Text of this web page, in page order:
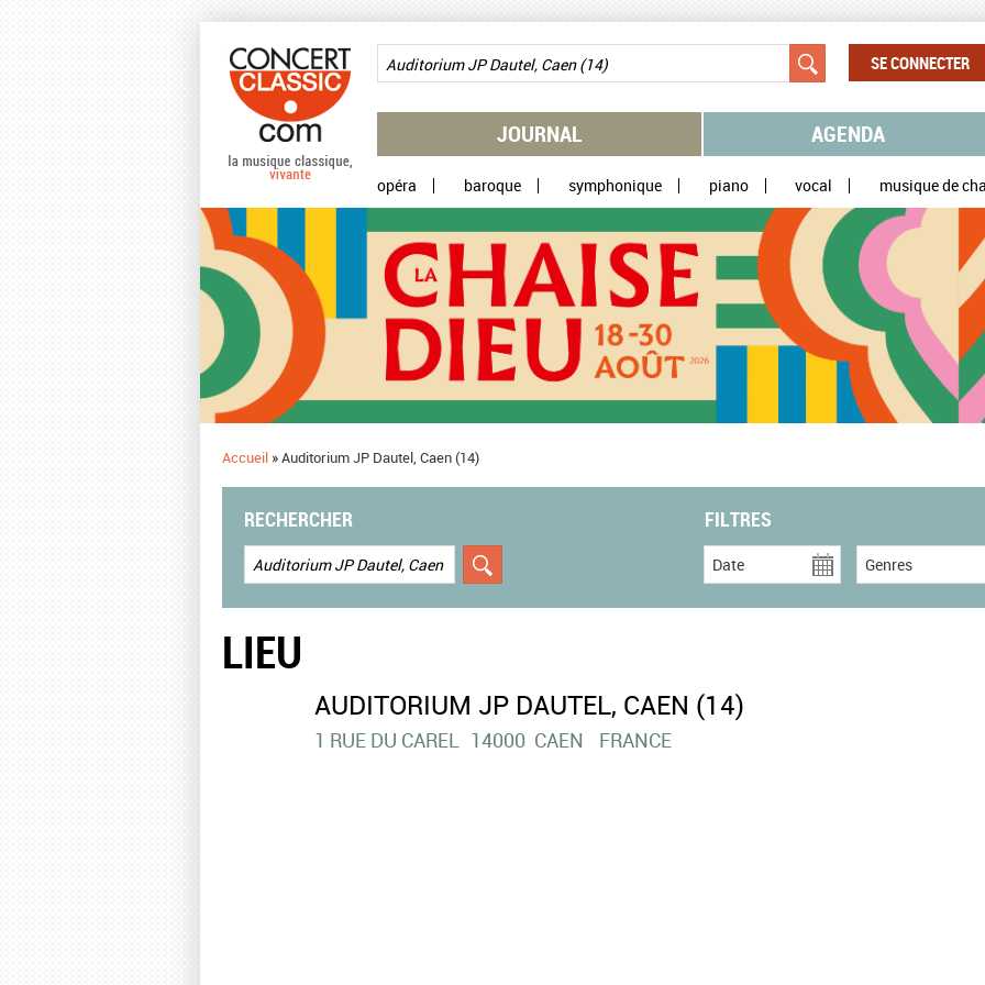
SE CONNECTER
JOURNAL AGENDA
opéra baroque symphonique piano vocal musique de
Accueil »Auditorium JP Dautel, Caen (14)
RECHERCHER FILTRES
Date Genres
LIEU
AUDITORIUM JP DAUTEL, CAEN (14)
1 RUE DU CAREL 14000 CAEN FRANCE